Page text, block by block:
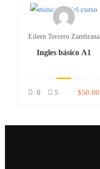
Eileen Tercero Zambrana
Ingles básico A1
0 5 $50.00